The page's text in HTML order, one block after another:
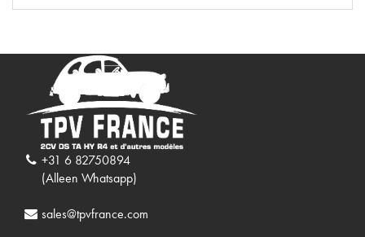
+31 6 82750894
(Alleen Whatsapp)
sales@tpvfrance.com